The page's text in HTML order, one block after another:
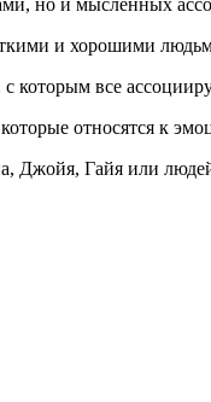
и хорошими
которым все
относятся к
Джойя, Гайя или